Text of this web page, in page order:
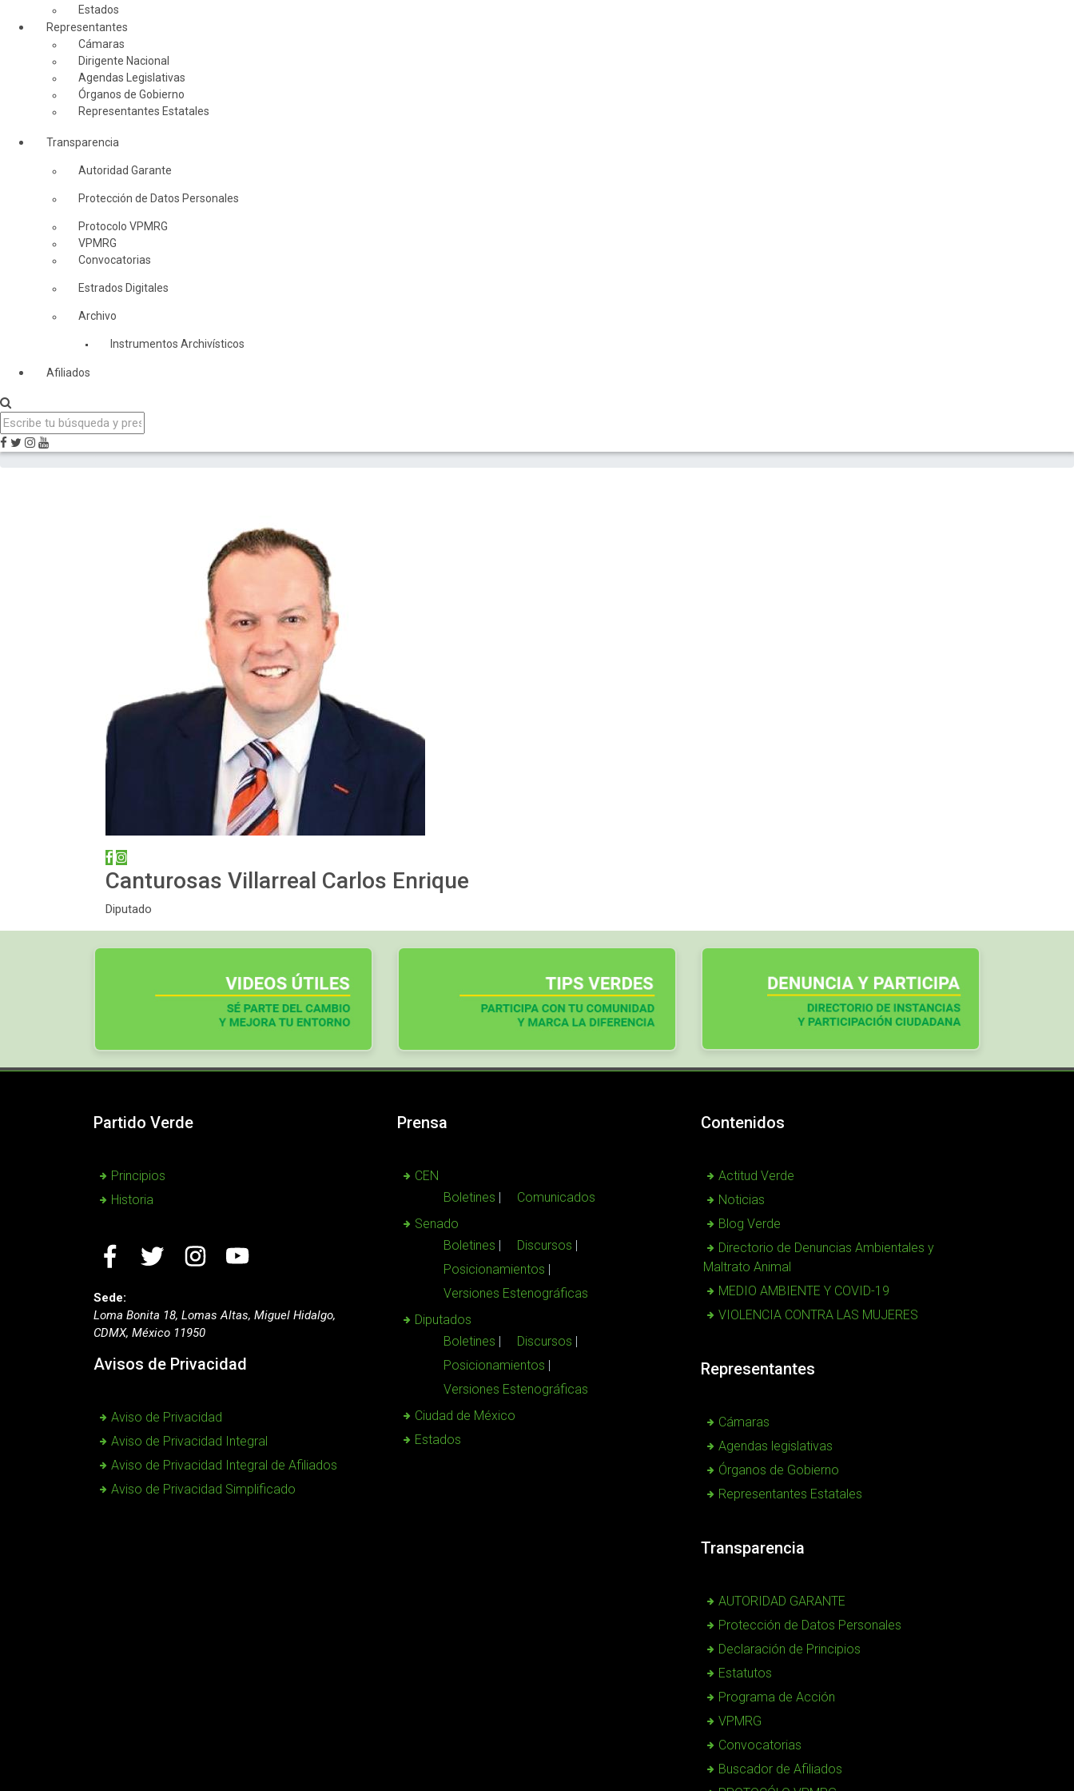
Estados
Representantes
Cámaras
Dirigente Nacional
Agendas Legislativas
Órganos de Gobierno
Representantes Estatales
Transparencia
Autoridad Garante
Protección de Datos Personales
Protocolo VPMRG
VPMRG
Convocatorias
Estrados Digitales
Archivo
Instrumentos Archivísticos
Afiliados
Canturosas Villarreal Carlos Enrique
Diputado
Partido Verde
Principios
Historia
Sede:
Loma Bonita 18, Lomas Altas, Miguel Hidalgo,
CDMX, México 11950
Avisos de Privacidad
Aviso de Privacidad
Aviso de Privacidad Integral
Aviso de Privacidad Integral de Afiliados
Aviso de Privacidad Simplificado
Prensa
CEN
Boletines
Comunicados
Senado
Boletines
Discursos
Posicionamientos
Versiones Estenográficas
Diputados
Boletines
Discursos
Posicionamientos
Versiones Estenográficas
Ciudad de México
Estados
Contenidos
Actitud Verde
Noticias
Blog Verde
Directorio de Denuncias Ambientales y
Maltrato Animal
MEDIO AMBIENTE Y COVID-19
VIOLENCIA CONTRA LAS MUJERES
Representantes
Cámaras
Agendas legislativas
Órganos de Gobierno
Representantes Estatales
Transparencia
AUTORIDAD GARANTE
Protección de Datos Personales
Declaración de Principios
Estatutos
Programa de Acción
VPMRG
Convocatorias
Buscador de Afiliados